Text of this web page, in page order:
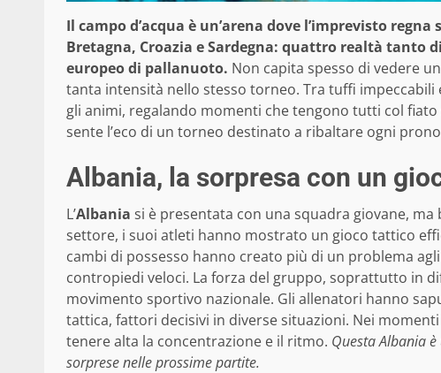
Il campo d’acqua è un’arena dove l’imprevisto
Bretagna, Croazia e Sardegna: quattro realtà tanto
europeo di pallanuoto. Non capita spesso di vedere
tanta intensità nello stesso torneo. Tra tuffi
gli animi, regalando momenti che tengono tutti col
sente l’eco di un torneo destinato a ribaltare ogni
Albania, la sorpresa con un
L’Albania si è presentata con una squadra giovane,
settore, i suoi atleti hanno mostrato un gioco tattico
cambi di possesso hanno creato più di un problema
contropiedi veloci. La forza del gruppo, soprattutto in
movimento sportivo nazionale. Gli allenatori hanno
tattica, fattori decisivi in diverse situazioni. Nei
tenere alta la concentrazione e il ritmo. Questa Albania
sorprese nelle prossime partite.